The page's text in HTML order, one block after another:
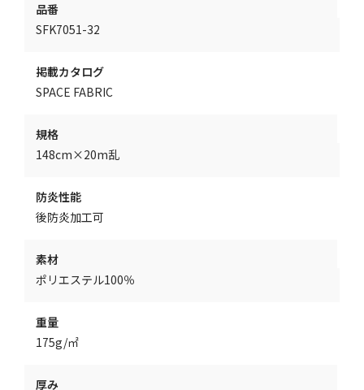
品番
SFK7051-32
掲載カタログ
SPACE FABRIC
規格
148cm×20m乱
防炎性能
後防炎加工可
素材
ポリエステル100％
重量
175g/㎡
厚み